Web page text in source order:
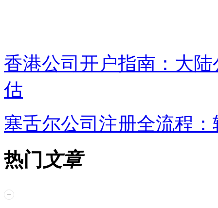
香港公司开户指南：大
估
塞舌尔公司注册全流程
热门 文章